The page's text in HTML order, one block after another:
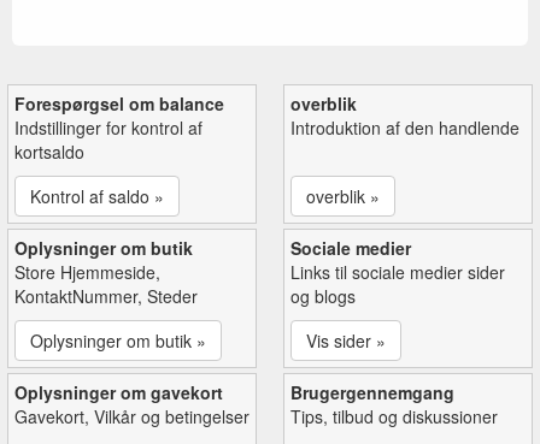
Forespørgsel om balance
Indstillinger for kontrol af
kortsaldo
Kontrol af saldo »
overblik
Introduktion af den handlende
overblik »
Oplysninger om butik
Store Hjemmeside,
KontaktNummer, Steder
Oplysninger om butik »
Sociale medier
Links til sociale medier sider
og blogs
Vis sider »
Oplysninger om gavekort
Gavekort, Vilkår og betingelser
Brugergennemgang
Tips, tilbud og diskussioner